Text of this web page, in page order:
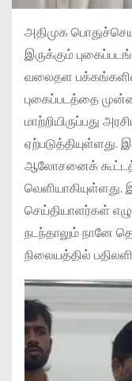
அதிமுக
இருக்கும்
வலைதள
புகைப்படத்தை
மாற்றியிருப்பது
ஆலோசனைக்
வெளியாகியுள்ளது.
செய்தியாளர்கள்
நடந்தாலும் நானே
நிலையத்தில்